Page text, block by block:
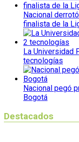
Nacional
finalista de la
La Universidad
tecnologías
Nacional pegó
Bogotá
Destacados